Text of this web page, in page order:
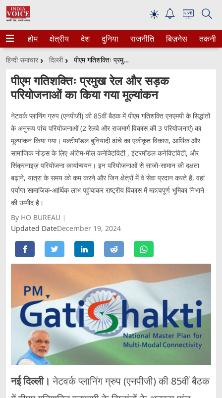
☀
होम क्षेत्रीय देश दुनिया राजनीति बिज़नेस तकनीक
हिन्दी समाचार दिल्ली पीएम गतिशक्तिः प्रमुख रेल और सड़क परियोजनाओं का किया गया मूल्यांकन
पीएम गतिशक्तिः प्रमुख रेल और सड़क
परियोजनाओं का किया गया मूल्यांकन
नेटवर्क प्लानिंग ग्रुप (एनपीजी) की 85वीं बैठक में पीएम गतिशक्ति एनएमपी के सिद्धांतों
के अनुरूप पांच परियोजनाओं (2 रेलवे और राजमार्ग विकास की 3 परियोजनाएं) का
मूल्यांकन किया गया। मल्टीमॉडल बुनियादी ढांचे का एकीकृत विकास, आर्थिक और
सामाजिक नोड्स के लिए अंतिम-मील कनेक्टिविटी , इंटरमॉडल कनेक्टिविटी, और
सिंक्रनाइज़ परियोजना कार्यान्वयन। इन परियोजनाओं से साजो-सामान की दक्षता
बढ़ाने, यात्रा के समय को कम करने और जिन क्षेत्रों में वे सेवा प्रदान करते हैं, वहां
पर्याप्त सामाजिक-आर्थिक लाभ पहुंचाकर राष्ट्रीय विकास में महत्वपूर्ण भूमिका निभाने
की उम्मीद है।
By HO BUREAU
Updated DateDecember 19, 2024
नई दिल्ली। नेटवर्क प्लानिंग ग्रुप (एनपीजी) की 85वीं बैठक